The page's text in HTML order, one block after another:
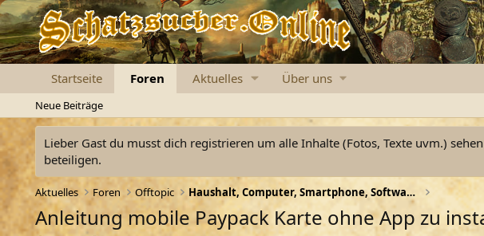
Startseite Foren Aktuelles Über uns
Neue Beiträge
Lieber Gast du musst dich registrieren um alle Inhalte (Fotos, Texte uvm.)
beteiligen.
Aktuelles Foren Offtopic Haushalt, Computer, Smartphone, Software, Technik
Anleitung mobile Paypack Karte ohne App zu